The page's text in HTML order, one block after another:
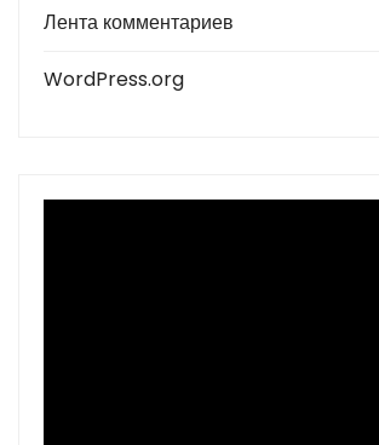
Лента комментариев
WordPress.org